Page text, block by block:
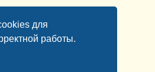
для
работы.